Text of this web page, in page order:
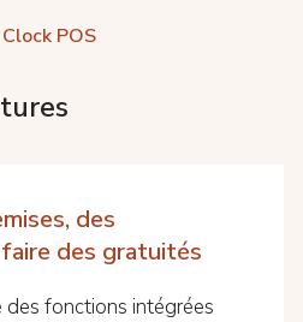
Clock POS
des
des gratuités
fonctions intégrées